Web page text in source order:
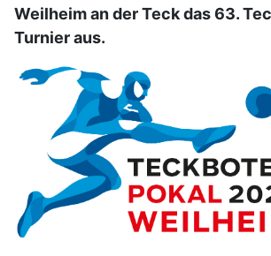
Weilheim an der Teck das 63.
Turnier aus.